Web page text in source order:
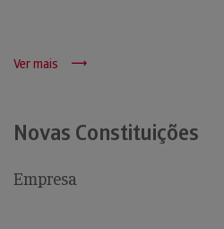
Ver mais
Novas Constituições
Empresa